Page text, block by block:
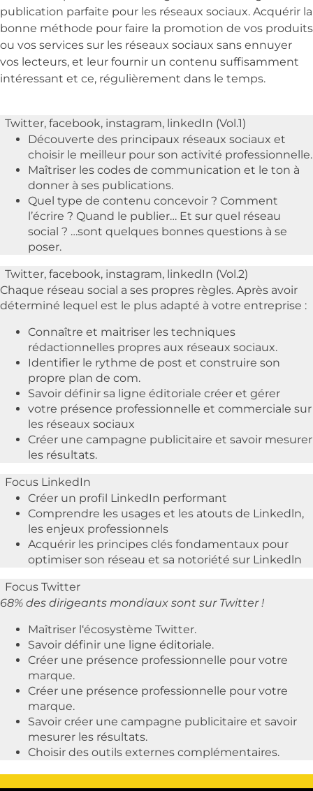
publication parfaite pour les réseaux sociaux. Acquérir la
bonne méthode pour faire la promotion de vos produits
ou vos services sur les réseaux sociaux sans ennuyer
vos lecteurs, et leur fournir un contenu suffisamment
intéressant et ce, régulièrement dans le temps.
Twitter, facebook, instagram, linkedIn (Vol.1)
Découverte des principaux réseaux sociaux et
choisir le meilleur pour son activité professionnelle.
Maîtriser les codes de communication et le ton à
donner à ses publications.
Quel type de contenu concevoir ? Comment
l’écrire ? Quand le publier… Et sur quel réseau
social ? …sont quelques bonnes questions à se
poser.
Twitter, facebook, instagram, linkedIn (Vol.2)
Chaque réseau social a ses propres règles. Après avoir
déterminé lequel est le plus adapté à votre entreprise :
Connaître et maitriser les techniques
rédactionnelles propres aux réseaux sociaux.
Identifier le rythme de post et construire son
propre plan de com.
Savoir définir sa ligne éditoriale créer et gérer
votre présence professionnelle et commerciale sur
les réseaux sociaux
Créer une campagne publicitaire et savoir mesurer
les résultats.
Focus LinkedIn
Créer un profil LinkedIn performant
Comprendre les usages et les atouts de Linkedln,
les enjeux professionnels
Acquérir les principes clés fondamentaux pour
optimiser son réseau et sa notoriété sur Linkedln
Focus Twitter
68% des dirigeants mondiaux sont sur Twitter !
Maîtriser l‘écosystème Twitter.
Savoir définir une ligne éditoriale.
Créer une présence professionnelle pour votre
marque.
Créer une présence professionnelle pour votre
marque.
Savoir créer une campagne publicitaire et savoir
mesurer les résultats.
Choisir des outils externes complémentaires.